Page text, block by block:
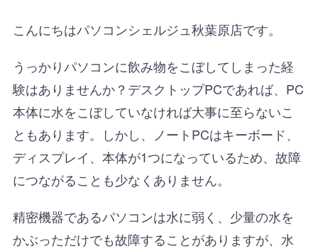
こんにちはパソコンシェルジュ秋葉原店です。
うっかりパソコンに飲み物をこぼしてしまった経
験はありませんか？デスクトップPCであれば、PC
本体に水をこぼしていなければ大事に至らないこ
ともあります。しかし、ノートPCはキーボード、
ディスプレイ、本体が1つになっているため、故障
につながることも少なくありません。
精密機器であるパソコンは水に弱く、少量の水を
かぶっただけでも故障することがありますが、水